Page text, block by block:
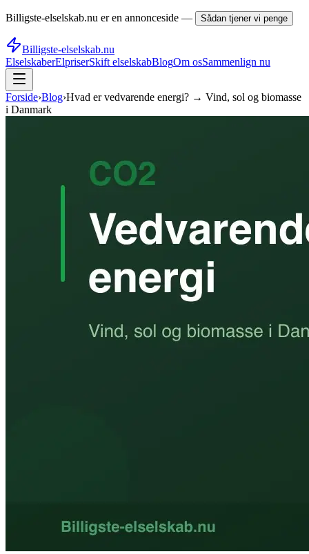
Billigste-elselskab.nu er en annonceside — Sådan tjener vi penge
Billigste-elselskab.nu
ElselskaberElpriserSkift elselskabBlogOm osSammenlign nu
Forside›Blog›Hvad er vedvarende energi? → Vind, sol og biomasse
i Danmark